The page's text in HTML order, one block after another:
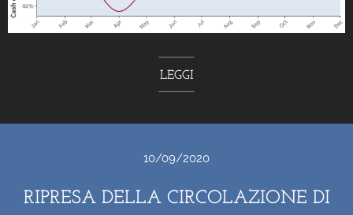
LEGGI
10/09/2020
RIPRESA DELLA CIRCOLAZIONE DI